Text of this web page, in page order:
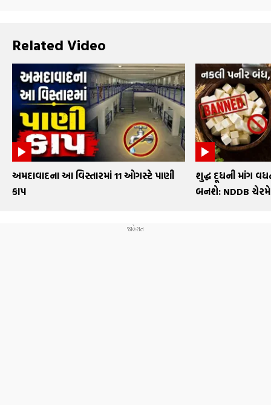
Related Video
અમદાવાદના આ વિસ્તારમાં 11 ઓગસ્ટે પાણી
કાપ
શુદ્ધ દૂધની માંગ
બનશે: NDDB